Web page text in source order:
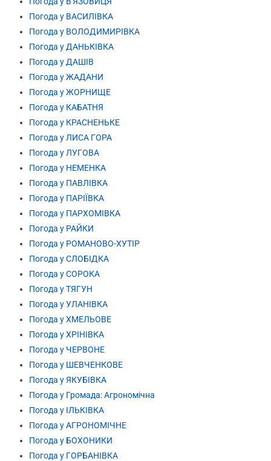
Погода у ВАСИЛІВКА
Погода у ВОЛОДИМИРІВКА
Погода у ДАНЬКІВКА
Погода у ДАШІВ
Погода у ЖАДАНИ
Погода у ЖОРНИЩЕ
Погода у КАБАТНЯ
Погода у КРАСНЕНЬКЕ
Погода у ЛИСА ГОРА
Погода у ЛУГОВА
Погода у НЕМЕНКА
Погода у ПАВЛІВКА
Погода у ПАРІЇВКА
Погода у ПАРХОМІВКА
Погода у РАЙКИ
Погода у РОМАНОВО-ХУТІР
Погода у СЛОБІДКА
Погода у СОРОКА
Погода у ТЯГУН
Погода у УЛАНІВКА
Погода у ХМЕЛЬОВЕ
Погода у ХРІНІВКА
Погода у ЧЕРВОНЕ
Погода у ШЕВЧЕНКОВЕ
Погода у ЯКУБІВКА
Погода у Громада: Агрономічна
Погода у ІЛЬКІВКА
Погода у АГРОНОМІЧНЕ
Погода у БОХОНИКИ
Погода у ГОРБАНІВКА